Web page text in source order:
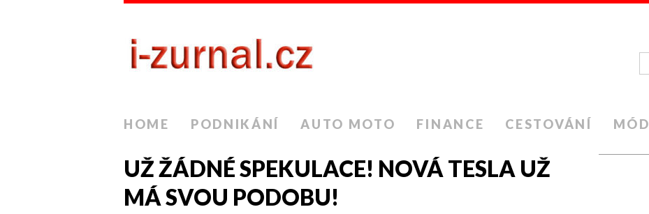
HOME PODNIKÁNÍ AUTO MOTO FINANCE CESTOVÁNÍ
UŽ ŽÁDNÉ SPEKULACE! NOVÁ TESLA UŽ
MÁ SVOU PODOBU!